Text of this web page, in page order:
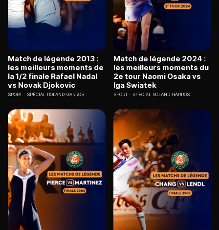
Match de légende 2013 :
les meilleurs moments de
la 1/2 finale Rafael Nadal
vs Novak Djokovic
SPORT SPÉCIAL ROLAND-GARROS
Match de légende 2024 :
les meilleurs moments du
2e tour Naomi Osaka vs
Iga Swiatek
SPORT SPÉCIAL ROLAND-GARROS